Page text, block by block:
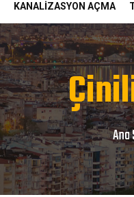
KANALİZASYON AÇMA
Ana